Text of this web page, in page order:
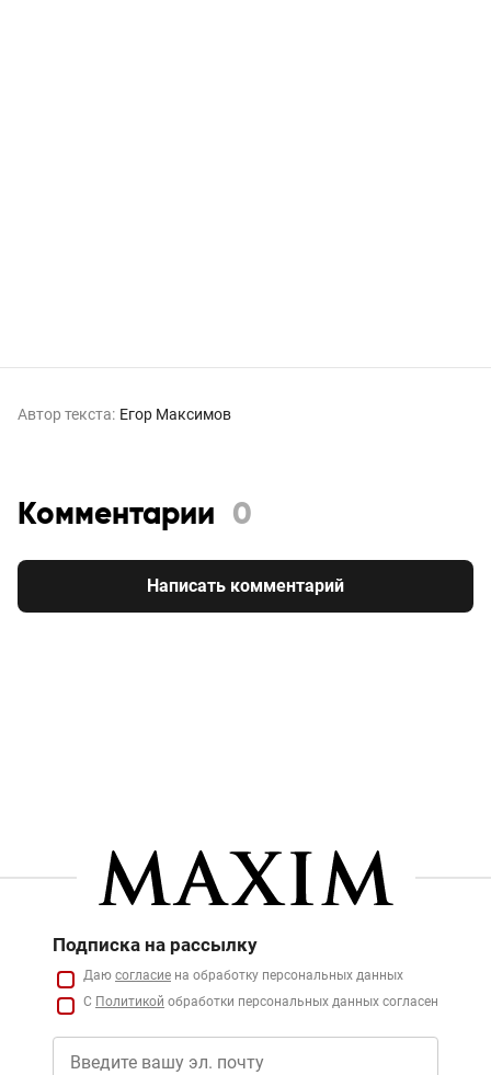
Автор текста: Егор Максимов
Комментарии 0
Написать комментарий
Подписка на рассылку
Даю согласие на обработку персональных данных
С Политикой обработки персональных данных согласен